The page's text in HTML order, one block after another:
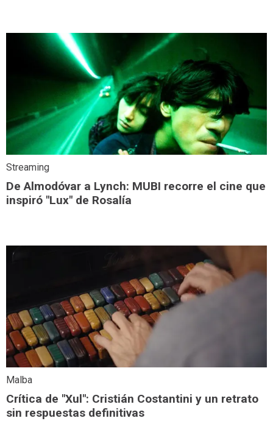
Streaming
De Almodóvar a Lynch: MUBI recorre el cine que
inspiró "Lux" de Rosalía
Malba
Crítica de "Xul": Cristián Costantini y un retrato
sin respuestas definitivas